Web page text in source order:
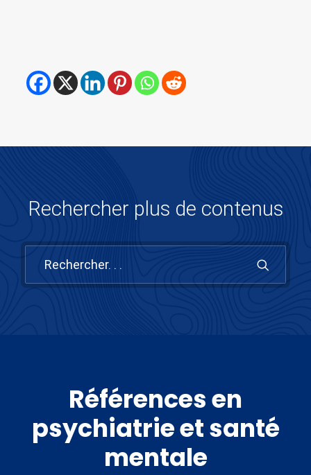
Rechercher plus de contenus
Références en
psychiatrie et santé
mentale